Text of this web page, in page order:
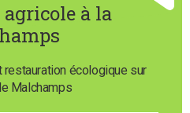
à la
écologique sur
Malchamps